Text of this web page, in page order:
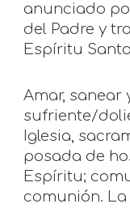
anunciado
del Padre y
Espíritu
Amar, sanear
sufriente/
Iglesia,
posada de
Espíritu;
comunión.